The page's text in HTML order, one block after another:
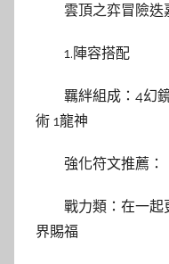
雲頂之弈冒險迭
1.陣容搭配
羈絆組成：4幻
術 1龍神
強化符文推薦：
戰力類：在一起
界賜福